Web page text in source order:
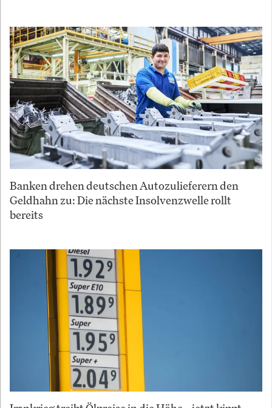
Banken drehen deutschen Autozulieferern den
Geldhahn zu: Die nächste Insolvenzwelle rollt
bereits